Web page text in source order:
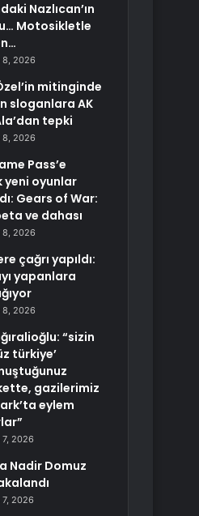
Nazlıcan’ın
Motosikletle
8, 2026
mitinginde
sloganlara AK
tepki
8, 2026
Pass’e
yeni oyunlar
Gears of War:
ve dahası
8, 2026
çağrı yapıldı:
yapanlara
8, 2026
“sizin
türkiye’
gazilerimiz
eylem
2026
Nadir Domuz
2026